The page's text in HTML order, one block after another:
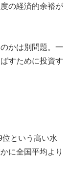
の経済的余裕が
かは別問題。一
すために投資す
という高い水
に全国平均より